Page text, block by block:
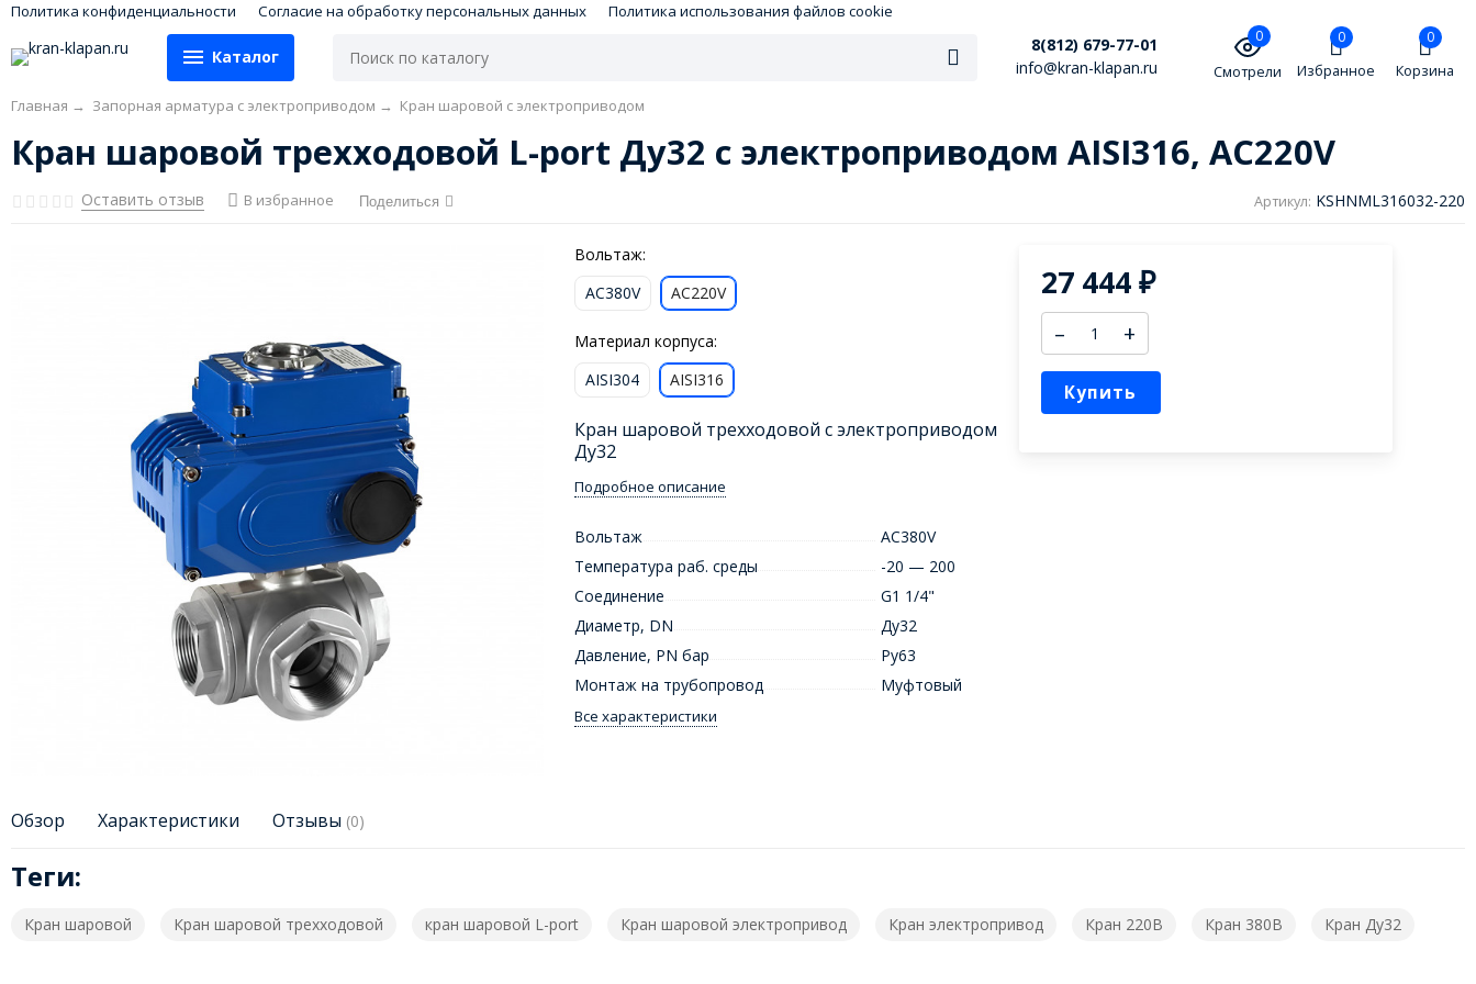
Политика конфиденциальности Согласие на обработку персональных данных Политика использования файлов cookie
Каталог
8(812) 679-77-01
info@kran-klapan.ru
0
Смотрели
0
Избранное
0
Корзина
Главная → Запорная арматура с электроприводом → Кран шаровой с электроприводом
Кран шаровой трехходовой L-port Ду32 с электроприводом AISI316, AC220V
Оставить отзыв В избранное Поделиться Артикул: KSHNML316032-220
Вольтаж:
AC380V
AC220V
Материал корпуса:
AISI304
AISI316
Кран шаровой трехходовой с электроприводом
Ду32
Подробное описание
Вольтаж
AC380V
Температура раб. среды
-20 — 200
Соединение
G1 1/4"
Диаметр, DN
Ду32
Давление, PN бар
Ру63
Монтаж на трубопровод
Муфтовый
Все характеристики
27 444₽
– +
Купить
Обзор Характеристики Отзывы (0)
Теги:
Кран шаровой Кран шаровой трехходовой кран шаровой L-port Кран шаровой электропривод Кран электропривод Кран 220В Кран 380В Кран Ду32